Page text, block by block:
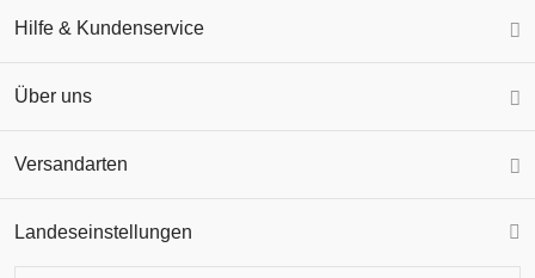
Hilfe & Kundenservice
Über uns
Versandarten
Landeseinstellungen